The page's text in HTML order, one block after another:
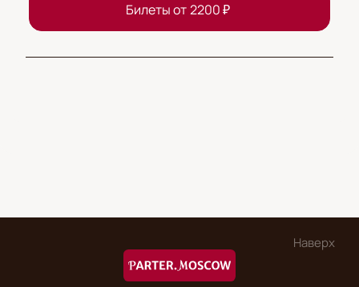
Билеты от2200₽
Наверх